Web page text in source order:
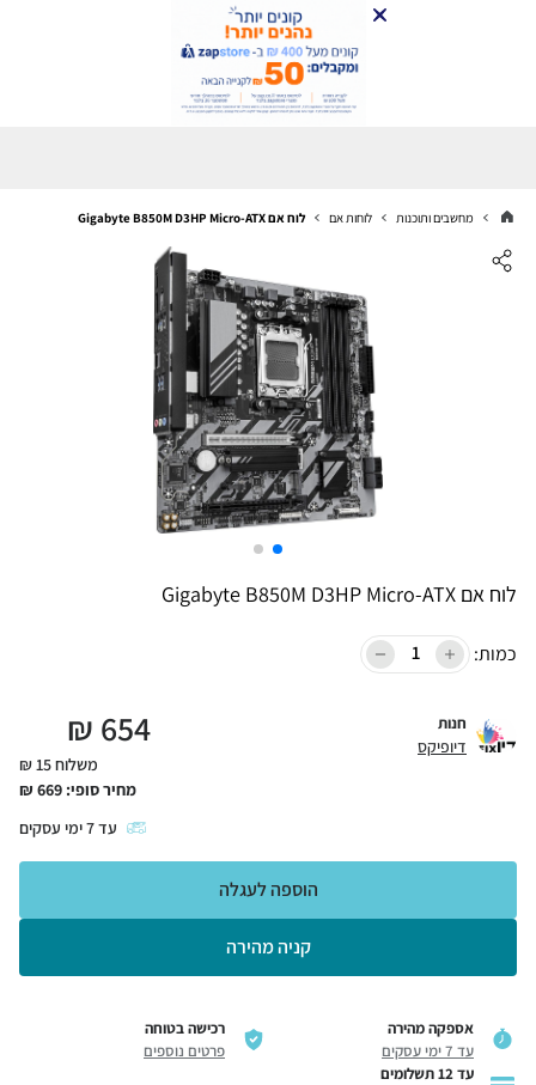
מחשבים ותוכנות לוחות אם לוח אם Gigabyte B850M D3HP Micro-ATX
לוח אם Gigabyte B850M D3HP Micro-ATX
כמות:
חנות
דיופיקס 654
₪
משלוח 15 ₪
מחיר סופי: 669
₪
עד7ימי עסקים
קניה מהירה
הוספה לעגלה
אספקה מהירה
עד 7 ימי עסקים
רכישה בטוחה
פרטים נוספים
עד 12 תשלומים